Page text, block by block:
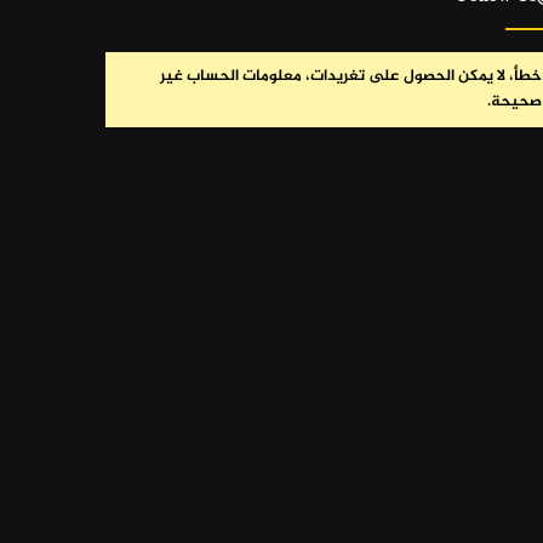
خطأ، لا يمكن الحصول على تغريدات، معلومات الحساب غير
صحيحة.